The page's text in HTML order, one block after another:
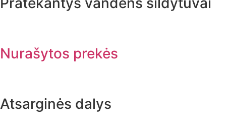
Nurašytos prekės
Atsarginės dalys